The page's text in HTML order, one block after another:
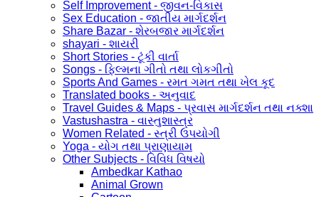
Self Improvement - જીવન-વિકાસ
Sex Education - જાતીય માર્ગદર્શન
Share Bazar - શેરબજાર માર્ગદર્શન
shayari - શાયરી
Short Stories - ટૂંકી વાર્તા
Songs - ફિલ્મના ગીતો તથા લોકગીતો
Sports And Games - રમત ગમત તથા ખેલ કૂદ
Translated books - અનુવાદ
Travel Guides & Maps - પ્રવાસ માર્ગદર્શન તથા નક્શા
Vastushastra - વાસ્તુશાસ્ત્ર
Women Related - સ્ત્રી ઉપયોગી
Yoga - યોગ તથા પ્રાણાયામ
Other Subjects - વિવિધ વિષયો
Ambedkar Kathao
Animal Grown